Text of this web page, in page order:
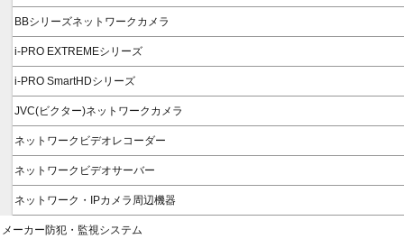
BBシリーズネットワークカメラ
i-PRO EXTREMEシリーズ
i-PRO SmartHDシリーズ
JVC(ビクター)ネットワークカメラ
ネットワークビデオレコーダー
ネットワークビデオサーバー
ネットワーク・IPカメラ周辺機器
メーカー防犯・監視システム